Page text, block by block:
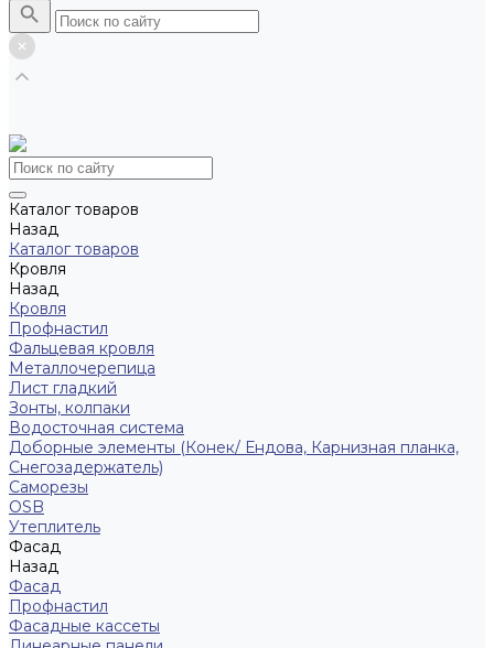
Каталог товаров
Назад
Каталог товаров
Кровля
Назад
Кровля
Профнастил
Фальцевая кровля
Металлочерепица
Лист гладкий
Зонты, колпаки
Водосточная система
Доборные элементы (Конек/ Ендова, Карнизная планка,
Снегозадержатель)
Саморезы
ОSB
Утеплитель
Фасад
Назад
Фасад
Профнастил
Фасадные кассеты